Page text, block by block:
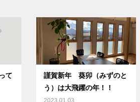
て
謹賀新年 葵卯（みずのと
う）は大飛躍の年！！
2023.01.03